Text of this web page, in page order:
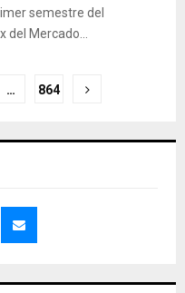
semestre del
Mercado...
… 864